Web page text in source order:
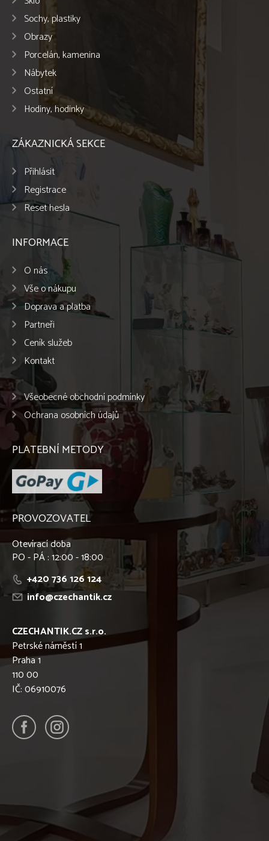
Sochy, plastiky
Obrazy
Porcelán, kamenina
Nábytek
Ostatní
Hodiny, hodinky
ZÁKAZNICKÁ SEKCE
Přihlásit
Registrace
Reset hesla
INFORMACE
O nás
Vše o nákupu
Doprava a platba
Partneři
Ceník služeb
Kontakt
Všeobecné obchodní podmínky
Ochrana osobních údajů
PLATEBNÍ METODY
PROVOZOVATEL
Otevírací doba
PO - PÁ : 12:00 - 18:00
+420 736 126 124
info@czechantik.cz
CZECHANTIK.CZ s.r.o.
Petrské náměstí 1
Praha 1
110 00
IČ: 06910076